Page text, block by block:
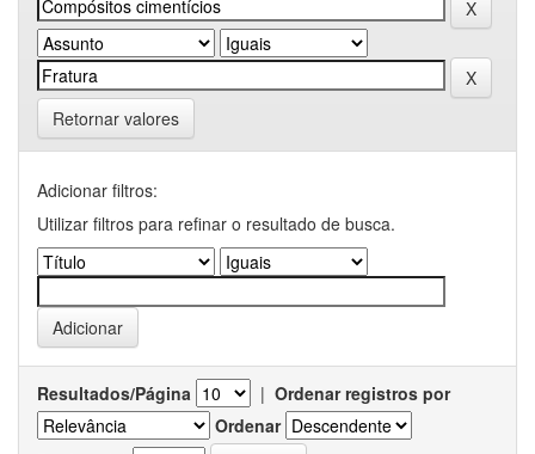
Retornar valores
Adicionar filtros:
Utilizar filtros para refinar o resultado de busca.
Resultados/Página | Ordenar registros por
Ordenar